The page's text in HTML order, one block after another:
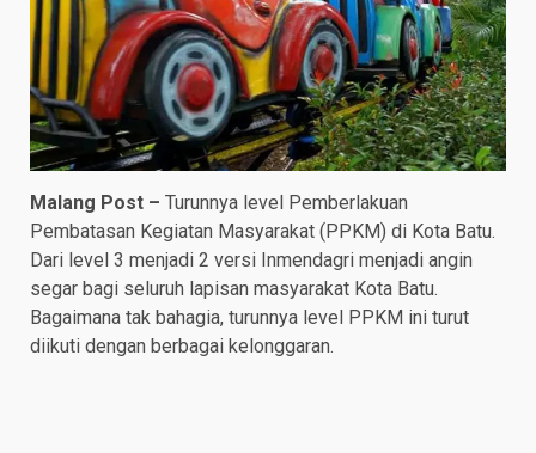
Malang Post – Turunnya level Pemberlakuan
Pembatasan Kegiatan Masyarakat (PPKM) di Kota Batu.
Dari level 3 menjadi 2 versi Inmendagri menjadi angin
segar bagi seluruh lapisan masyarakat Kota Batu.
Bagaimana tak bahagia, turunnya level PPKM ini turut
diikuti dengan berbagai kelonggaran.